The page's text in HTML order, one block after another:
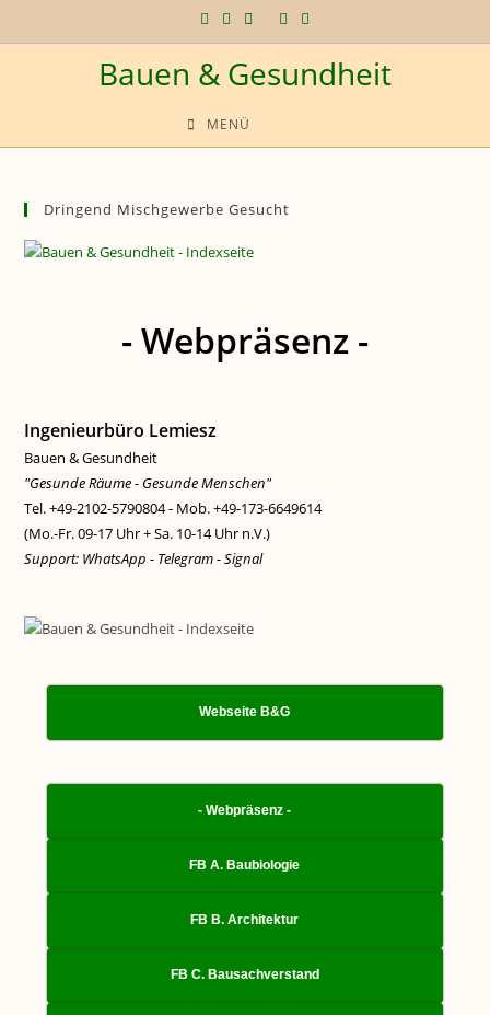
Inhalt
Bauen & Gesundheit
MENÜ
Dringend Mischgewerbe Gesucht
- Webpräsenz -
Ingenieurbüro Lemiesz
Bauen & Gesundheit
"Gesunde Räume - Gesunde Menschen"
Tel. +49-2102-5790804 - Mob. +49-173-6649614
(Mo.-Fr. 09-17 Uhr + Sa. 10-14 Uhr n.V.)
Support: WhatsApp - Telegram - Signal
Webseite B&G
- Webpräsenz -
FB A. Baubiologie
FB B. Architektur
FB C. Bausachverstand